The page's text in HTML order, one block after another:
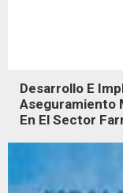
Desarrollo E
Aseguramiento
En El Sector